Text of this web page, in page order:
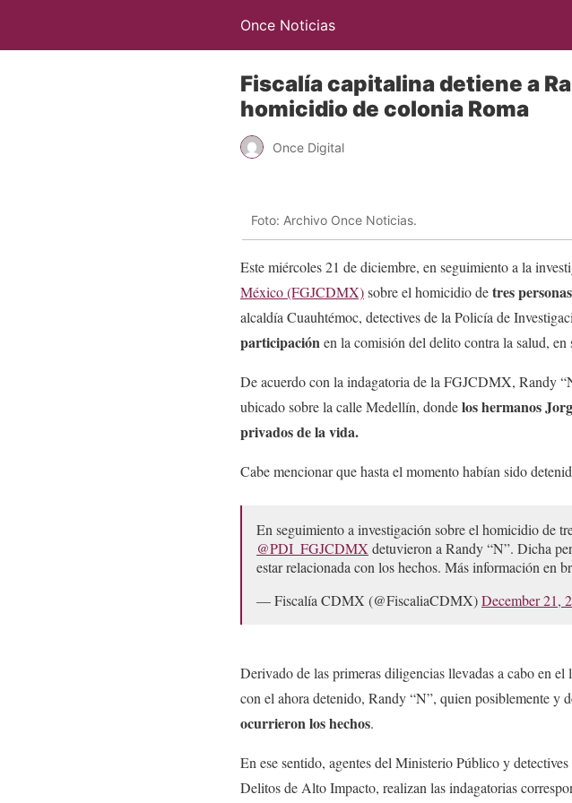
Once Noticias
Fiscalía capitalina detiene a
homicidio de colonia Roma
Once Digital
Foto: Archivo Once Noticias.
Este miércoles 21 de diciembre, en seguimiento a la
México (FGJCDMX)sobre el homicidio detres personas
alcaldía Cuauhtémoc, detectives de la Policía de
participaciónen la comisión del delito contra la salud,
De acuerdo con la indagatoria de la FGJCDMX, Randy
ubicado sobre la calle Medellín, dondelos hermanos
privados de la vida.
Cabe mencionar que hasta el momento habían sido
En seguimiento a investigación sobre el homicidio de
@PDI_FGJCDMX detuvieron a Randy “N”. Dicha
estar relacionada con los hechos. Más información en
— Fiscalía CDMX (@FiscaliaCDMX)December 21,
Derivado de las primeras diligencias llevadas a cabo en
con el ahora detenido, Randy “N”, quien posiblemente y
ocurrieron los hechos.
En ese sentido, agentes del Ministerio Público y
Delitos de Alto Impacto, realizan las indagatorias